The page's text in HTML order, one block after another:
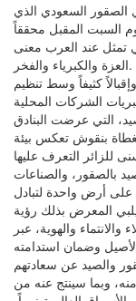
الصقور السعودي الذي
السبت المقبل محققاً
تمثل عند العرب معنى
العزة والكبرياء والفخر.
كثيفاً وسط تنظيم
الشركات المحلية
التي عرضت البنادق
بنقوش تعكس بيئة
بالصقور، والصناعات
على أرض واحدة لتبادل
المعرض بذلك رؤية
والهوية، عبر
والصيد عن سعادتهم
منه، وبما سينتج عنه من